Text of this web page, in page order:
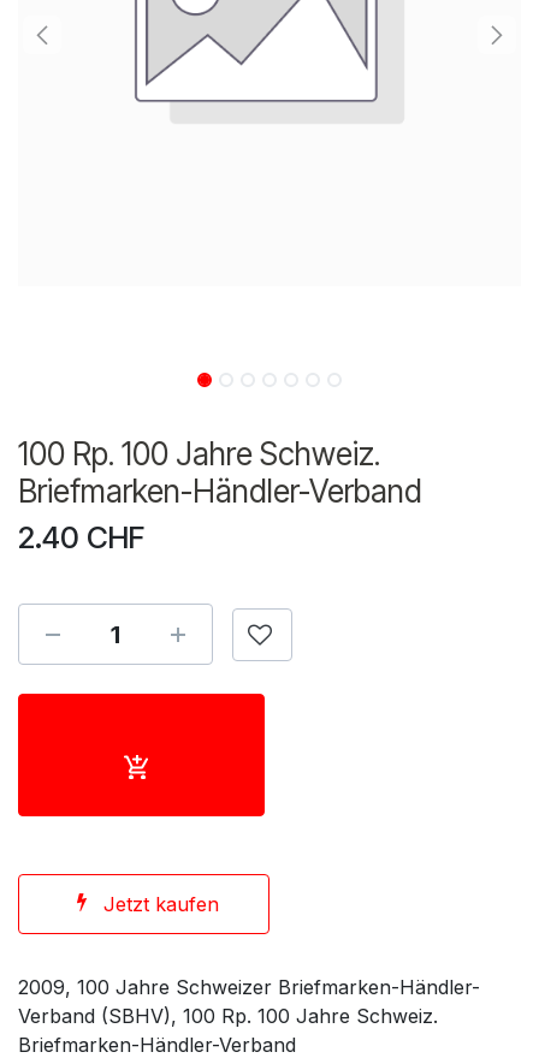
100 Rp. 100 Jahre Schweiz.
Briefmarken-Händler-Verband
2.40 CHF
Jetzt kaufen
2009, 100 Jahre Schweizer Briefmarken-Händler-
Verband (SBHV), 100 Rp. 100 Jahre Schweiz.
Briefmarken-Händler-Verband